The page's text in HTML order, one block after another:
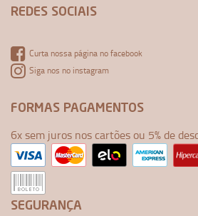
REDES SOCIAIS
Curta nossa página no facebook
Siga nos no instagram
FORMAS PAGAMENTOS
6x sem juros nos cartões ou 5% de
SEGURANÇA